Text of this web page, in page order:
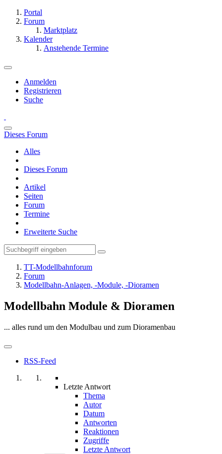
Portal
Forum
Marktplatz
Kalender
Anstehende Termine
Anmelden
Registrieren
Suche
Dieses Forum
Alles
Dieses Forum
Artikel
Seiten
Forum
Termine
Erweiterte Suche
TT-Modellbahnforum
Forum
Modellbahn-Anlagen, -Module, -Dioramen
Modellbahn Module & Dioramen
... alles rund um den Modulbau und zum Dioramenbau
RSS-Feed
Letzte Antwort
Thema
Autor
Datum
Antworten
Reaktionen
Zugriffe
Letzte Antwort